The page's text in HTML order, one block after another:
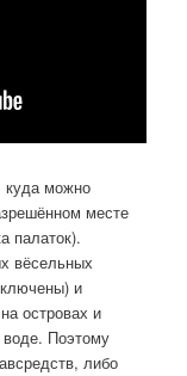
куда можно
месте
палаток).
вёсельных
и
островах и
воде. Поэтому
либо